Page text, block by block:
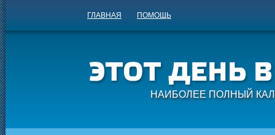
ГЛАВНАЯ ПОМОЩЬ
НАИБОЛЕЕ ПОЛНЫЙ